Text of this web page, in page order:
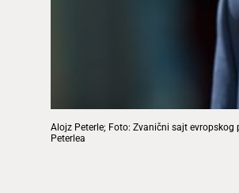
Alojz Peterle; Foto: Zvanični sajt evropskog
Peterlea